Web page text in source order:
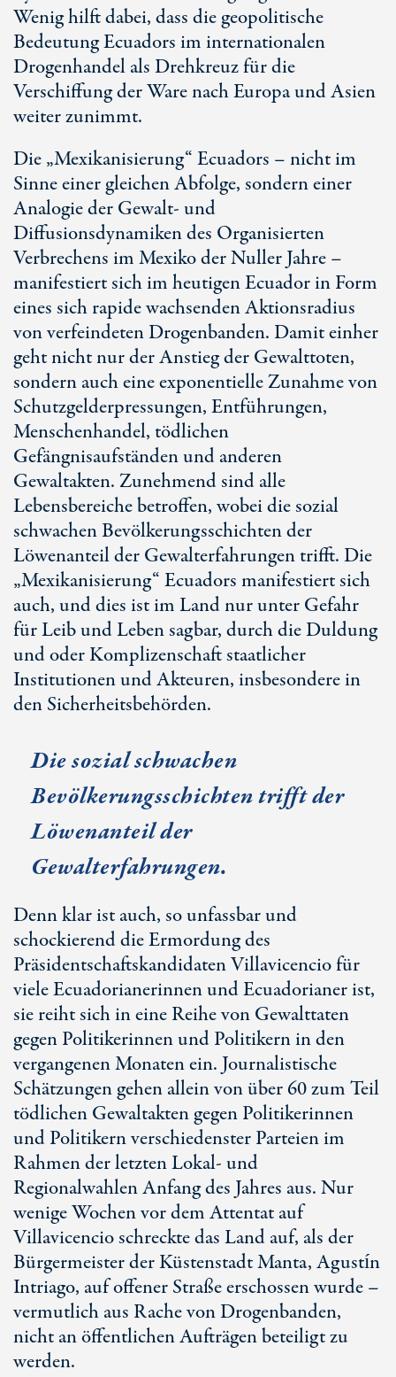
Wenig hilft dabei, dass die geopolitische
Bedeutung Ecuadors im internationalen
Drogenhandel als Drehkreuz für die
Verschiffung der Ware nach Europa und Asien
weiter zunimmt.
Die „Mexikanisierung“ Ecuadors – nicht im
Sinne einer gleichen Abfolge, sondern einer
Analogie der Gewalt- und
Diffusionsdynamiken des Organisierten
Verbrechens im Mexiko der Nuller Jahre –
manifestiert sich im heutigen Ecuador in Form
eines sich rapide wachsenden Aktionsradius
von verfeindeten Drogenbanden. Damit einher
geht nicht nur der Anstieg der Gewalttoten,
sondern auch eine exponentielle Zunahme von
Schutzgelderpressungen, Entführungen,
Menschenhandel, tödlichen
Gefängnisaufständen und anderen
Gewaltakten. Zunehmend sind alle
Lebensbereiche betroffen, wobei die sozial
schwachen Bevölkerungsschichten der
Löwenanteil der Gewalterfahrungen trifft. Die
„Mexikanisierung“ Ecuadors manifestiert sich
auch, und dies ist im Land nur unter Gefahr
für Leib und Leben sagbar, durch die Duldung
und oder Komplizenschaft staatlicher
Institutionen und Akteuren, insbesondere in
den Sicherheitsbehörden.
Die sozial schwachen
Bevölkerungsschichten trifft der
Löwenanteil der
Gewalterfahrungen.
Denn klar ist auch, so unfassbar und
schockierend die Ermordung des
Präsidentschaftskandidaten Villavicencio für
viele Ecuadorianerinnen und Ecuadorianer ist,
sie reiht sich in eine Reihe von Gewalttaten
gegen Politikerinnen und Politikern in den
vergangenen Monaten ein. Journalistische
Schätzungen gehen allein von über 60 zum Teil
tödlichen Gewaltakten gegen Politikerinnen
und Politikern verschiedenster Parteien im
Rahmen der letzten Lokal- und
Regionalwahlen Anfang des Jahres aus. Nur
wenige Wochen vor dem Attentat auf
Villavicencio schreckte das Land auf, als der
Bürgermeister der Küstenstadt Manta, Agustín
Intriago, auf offener Straße erschossen wurde –
vermutlich aus Rache von Drogenbanden,
nicht an öffentlichen Aufträgen beteiligt zu
werden.